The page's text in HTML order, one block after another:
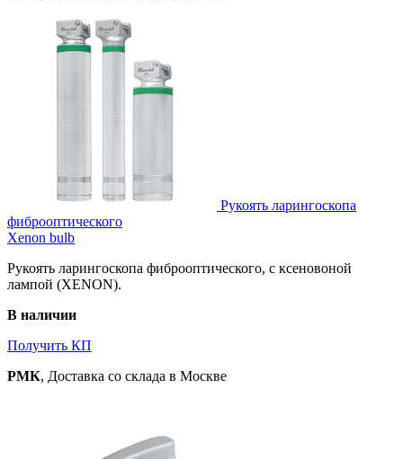
Рукоять ларингоскопа
фиброоптического
Xenon bulb
Рукоять ларингоскопа фиброоптического, c ксеновоной
лампой (XENON).
В наличии
Получить КП
РМК, Доставка со склада в Москве